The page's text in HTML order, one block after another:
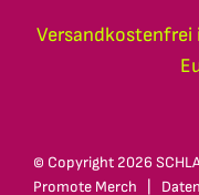
Versandkostenfrei
© Copyright 2026
Promote Merch